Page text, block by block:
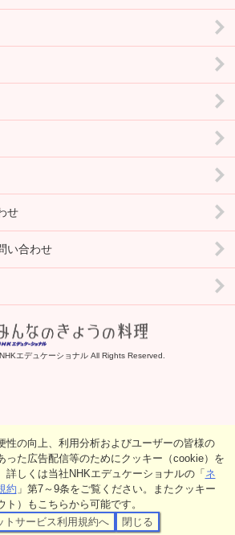
せ
い合わせ
エデュケーショナル All Rights Reserved.
性の向上、利用分析およびユーザーの皆様の
った広告配信等のためにクッキー（cookie）を
詳しくは当社NHKエデュケーショナルの「 ネ
約 」第7～9条をご覧ください。またクッキー
）もこちらから可能です。
トサービス利用規約へ
閉じる